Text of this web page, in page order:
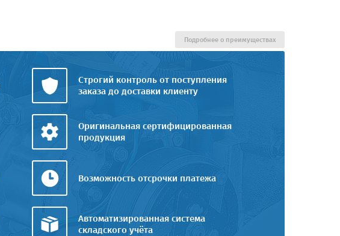
Строгий контроль от поступления
заказа до доставки клиенту
Оригинальная сертифицированная
продукция
Возможность отсрочки платежа
Автоматизированная система
складского учёта
Подробнее о преимуществах